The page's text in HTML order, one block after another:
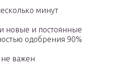
минут
новые и постоянные
одобрения 90%
важен